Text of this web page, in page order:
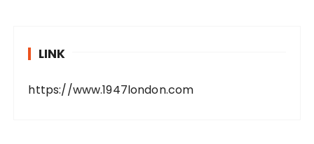
LINK
https://www.1947london.com